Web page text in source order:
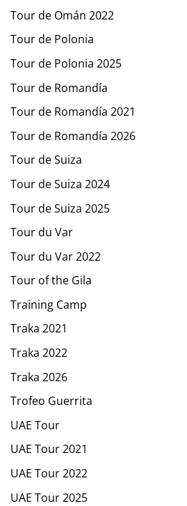
Tour de Omán 2022
Tour de Polonia
Tour de Polonia 2025
Tour de Romandía
Tour de Romandía 2021
Tour de Romandía 2026
Tour de Suiza
Tour de Suiza 2024
Tour de Suiza 2025
Tour du Var
Tour du Var 2022
Tour of the Gila
Training Camp
Traka 2021
Traka 2022
Traka 2026
Trofeo Guerrita
UAE Tour
UAE Tour 2021
UAE Tour 2022
UAE Tour 2025